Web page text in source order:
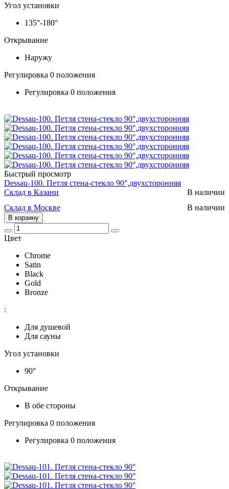
Угол установки
135°-180°
Открывание
Наружу
Регулировка 0 положения
Регулировка 0 положения
Быстрый просмотр
Dessau-100. Петля стена-стекло 90°,двухсторонняя
Склад в Казани
В наличии
Склад в Москве
В наличии
В корзину
Цвет
Chrome
Satin
Black
Gold
Bronze
:
Для душевой
Для сауны
Угол установки
90°
Открывание
В обе стороны
Регулировка 0 положения
Регулировка 0 положения